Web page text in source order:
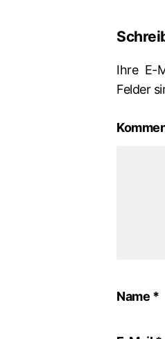
Ihre E-
Felder
Name *